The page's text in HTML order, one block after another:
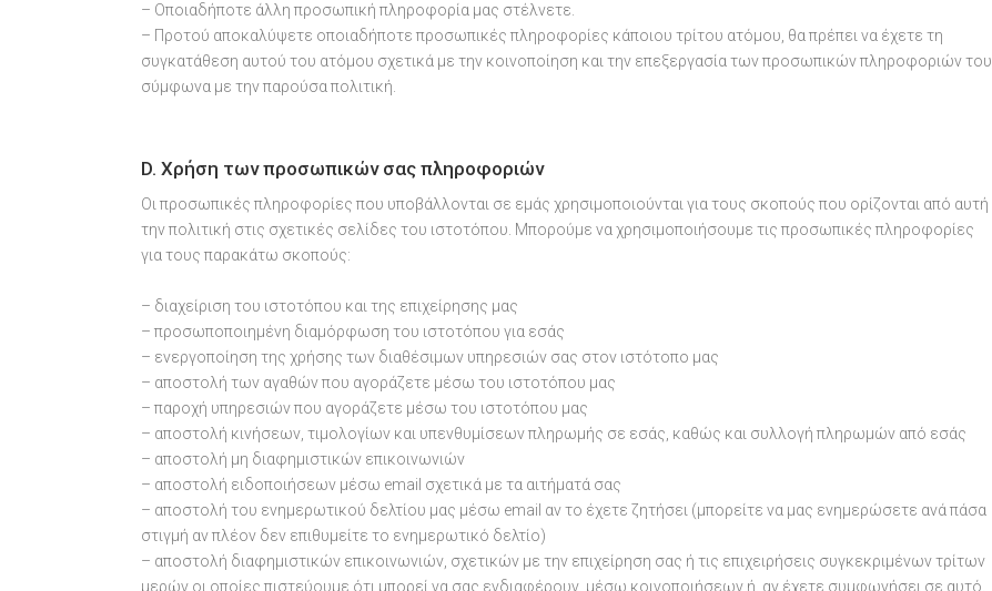
– Οποιαδήποτε άλλη προσωπική πληροφορία μας στέλνετε.
– Προτού αποκαλύψετε οποιαδήποτε προσωπικές πληροφορίες κάποιου τρίτου ατόμου, θα πρέπει να έχετε τη
συγκατάθεση αυτού του ατόμου σχετικά με την κοινοποίηση και την επεξεργασία των προσωπικών πληροφοριών του,
σύμφωνα με την παρούσα πολιτική.
D. Χρήση των προσωπικών σας πληροφοριών
Οι προσωπικές πληροφορίες που υποβάλλονται σε εμάς χρησιμοποιούνται για τους σκοπούς που ορίζονται από αυτή
την πολιτική στις σχετικές σελίδες του ιστοτόπου. Μπορούμε να χρησιμοποιήσουμε τις προσωπικές πληροφορίες
για τους παρακάτω σκοπούς:
– διαχείριση του ιστοτόπου και της επιχείρησης μας
– προσωποποιημένη διαμόρφωση του ιστοτόπου για εσάς
– ενεργοποίηση της χρήσης των διαθέσιμων υπηρεσιών σας στον ιστότοπο μας
– αποστολή των αγαθών που αγοράζετε μέσω του ιστοτόπου μας
– παροχή υπηρεσιών που αγοράζετε μέσω του ιστοτόπου μας
– αποστολή κινήσεων, τιμολογίων και υπενθυμίσεων πληρωμής σε εσάς, καθώς και συλλογή πληρωμών από εσάς
– αποστολή μη διαφημιστικών επικοινωνιών
– αποστολή ειδοποιήσεων μέσω email σχετικά με τα αιτήματά σας
– αποστολή του ενημερωτικού δελτίου μας μέσω email αν το έχετε ζητήσει (μπορείτε να μας ενημερώσετε ανά πάσα
στιγμή αν πλέον δεν επιθυμείτε το ενημερωτικό δελτίο)
– αποστολή διαφημιστικών επικοινωνιών, σχετικών με την επιχείρηση σας ή τις επιχειρήσεις συγκεκριμένων τρίτων
μερών οι οποίες πιστεύουμε ότι μπορεί να σας ενδιαφέρουν, μέσω κοινοποιήσεων ή, αν έχετε συμφωνήσει σε αυτό,